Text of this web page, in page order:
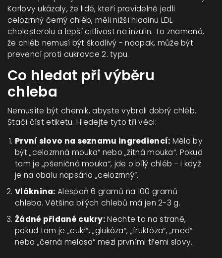
Karlovy ukázaly, že lidé, kteří pravidelně jedli
celozrnný černý chléb, měli nižší hladinu LDL
cholesterolu a lepší citlivost na inzulin. To znamená,
že chléb nemusí být škodlivý - naopak, může být
prevencí proti cukrovce 2. typu.
Co hledat při výběru
chleba
Nemusíte být chemik, abyste vybrali dobrý chléb.
Stačí číst etiketu. Hledejte tyto tři věci:
První slovo na seznamu ingrediencí: Mělo by
být „celozrnná mouka“ nebo „žitná mouka“. Pokud
tam je „pšeničná mouka“, jde o bílý chléb - i když
je na obalu napsáno „celozrnný“.
Vláknina: Alespoň 6 gramů na 100 gramů
chleba. Většina bílých chlebů má jen 2-3 g.
Žádné přidané cukry:Nechte to na straně,
pokud tam je „cukr“, „glukóza“, „fruktóza“, „med“
nebo „černá melasa“ mezi prvními třemi slovy.